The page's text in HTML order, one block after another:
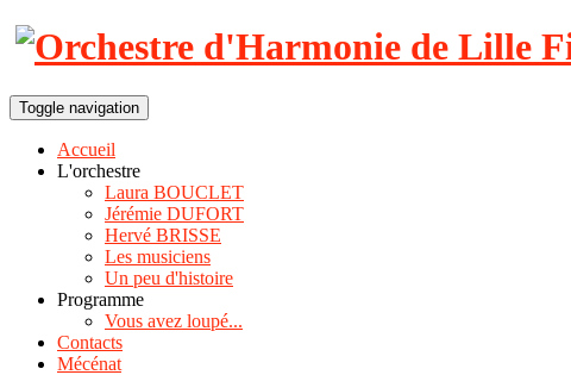
Toggle navigation
Accueil
L'orchestre
Laura BOUCLET
Jérémie DUFORT
Hervé BRISSE
Les musiciens
Un peu d'histoire
Programme
Vous avez loupé...
Contacts
Mécénat